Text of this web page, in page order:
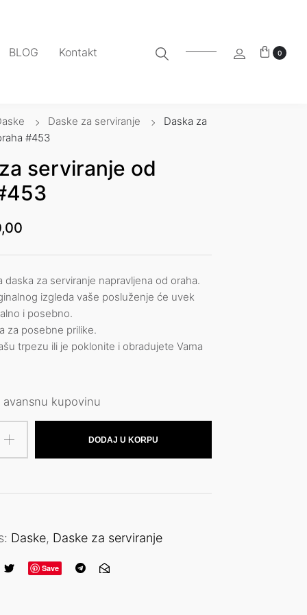
BLOG Kontakt 0
Daske za serviranje
Daska za
#453
serviranje od
daska za serviranje napravljena od oraha.
izgleda vaše posluženje će uvek
i posebno.
za posebne prilike.
trpezu ili je poklonite i obradujete Vama
kupovinu
DODAJ U KORPU
Daske, Daske za serviranje
Save